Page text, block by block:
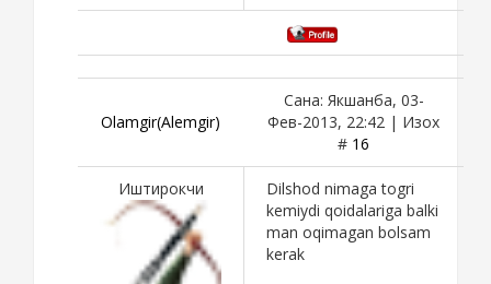
Olamgir(Alemgir)
Сана: Якшанба, 03-
Фев-2013, 22:42 | Изох
# 16
Иштирокчи
Dilshod nimaga togri
kemiydi qoidalariga balki
man oqimagan bolsam
kerak